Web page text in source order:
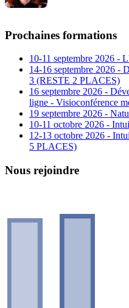
Prochaines formations
10-11 septembre 2026 -
14-16 septembre 2026 -
3 (RESTE 2 PLACES)
16 septembre 2026 -
ligne - Visioconférence
19 septembre 2026 -
10-11 octobre 2026 -
12-13 octobre 2026 -
5 PLACES)
Nous rejoindre